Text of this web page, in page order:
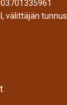
välittäjän